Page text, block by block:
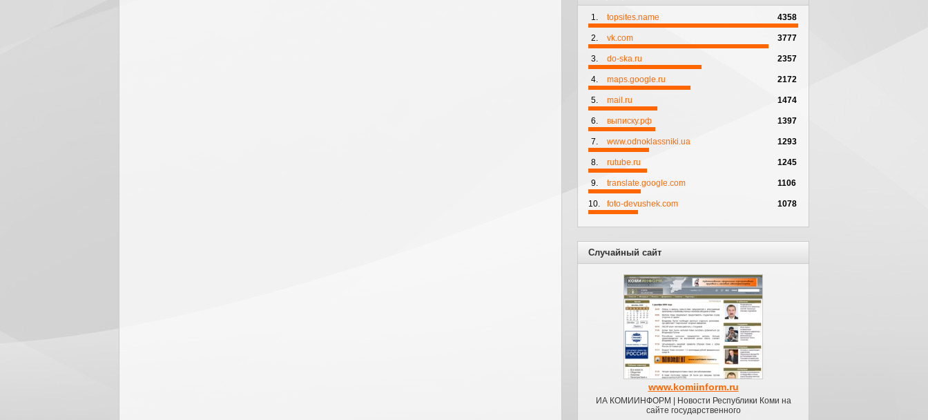
1. topsites.name 4358
2. vk.com 3777
3. do-ska.ru 2357
4. maps.google.ru 2172
5. mail.ru 1474
6. выписку.рф 1397
7. www.odnoklassniki.ua 1293
8. rutube.ru 1245
9. translate.google.com 1106
10. foto-devushek.com 1078
Случайный сайт
www.komiinform.ru
ИА КОМИИНФОРМ | Новости Республики Коми на
сайте государственного